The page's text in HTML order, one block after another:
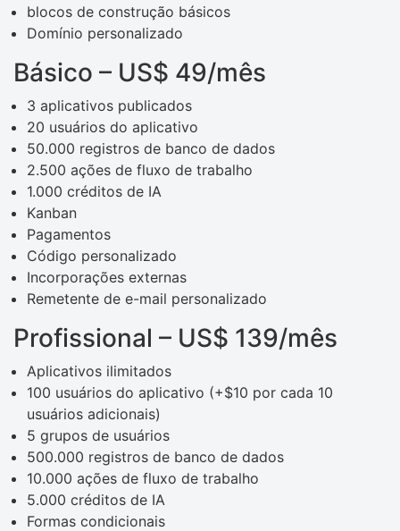
blocos de construção básicos
Domínio personalizado
Básico – US$ 49/mês
3 aplicativos publicados
20 usuários do aplicativo
50.000 registros de banco de dados
2.500 ações de fluxo de trabalho
1.000 créditos de IA
Kanban
Pagamentos
Código personalizado
Incorporações externas
Remetente de e-mail personalizado
Profissional – US$ 139/mês
Aplicativos ilimitados
100 usuários do aplicativo (+$10 por cada 10
usuários adicionais)
5 grupos de usuários
500.000 registros de banco de dados
10.000 ações de fluxo de trabalho
5.000 créditos de IA
Formas condicionais